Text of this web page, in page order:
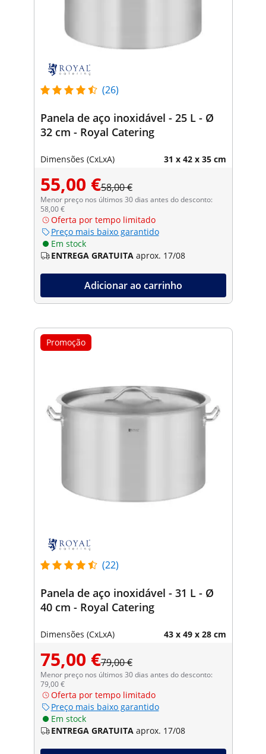
(26)
Panela de aço inoxidável - 25 L - Ø
32 cm - Royal Catering
Dimensões (CxLxA) 31 x 42 x 35 cm
55,00 €58,00 €
Menor preço nos últimos 30 dias antes do desconto:
58,00 €
Oferta por tempo limitado
Preço mais baixo garantido
Em stock
ENTREGA GRATUITA aprox. 17/08
Adicionar ao carrinho
Promoção
(22)
Panela de aço inoxidável - 31 L - Ø
40 cm - Royal Catering
Dimensões (CxLxA) 43 x 49 x 28 cm
75,00 €79,00 €
Menor preço nos últimos 30 dias antes do desconto:
79,00 €
Oferta por tempo limitado
Preço mais baixo garantido
Em stock
ENTREGA GRATUITA aprox. 17/08